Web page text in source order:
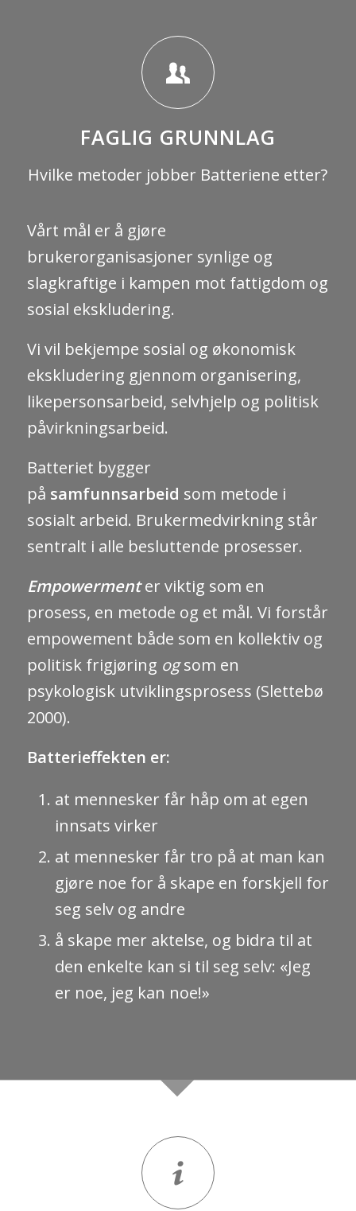
FAGLIG GRUNNLAG
Hvilke metoder jobber Batteriene etter?
Vårt mål er å gjøre
brukerorganisasjoner synlige og
slagkraftige i kampen mot fattigdom og
sosial ekskludering.
Vi vil bekjempe sosial og økonomisk
ekskludering gjennom organisering,
likepersonsarbeid, selvhjelp og politisk
påvirkningsarbeid.
Batteriet bygger
på samfunnsarbeid som metode i
sosialt arbeid. Brukermedvirkning står
sentralt i alle besluttende prosesser.
Empowermenter viktig som en
prosess, en metode og et mål. Vi forstår
empowement både som en kollektiv og
politisk frigjøring ogsom en
psykologisk utviklingsprosess (Slettebø
2000).
Batterieffekten er:
at mennesker får håp om at egen
innsats virker
at mennesker får tro på at man kan
gjøre noe for å skape en forskjell for
seg selv og andre
å skape mer aktelse, og bidra til at
den enkelte kan si til seg selv: «Jeg
er noe, jeg kan noe!»